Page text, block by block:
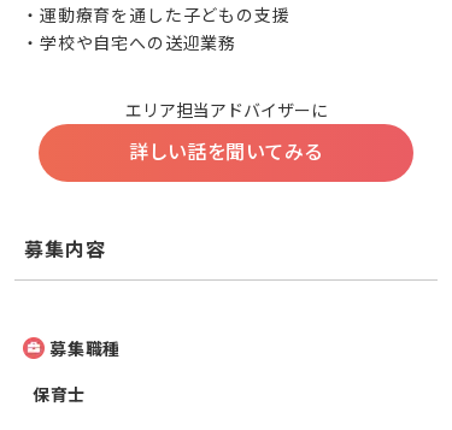
・運動療育を通した子どもの支援
・学校や自宅への送迎業務
エリア担当アドバイザーに
詳しい話を聞いてみる
募集内容
募集職種
保育士